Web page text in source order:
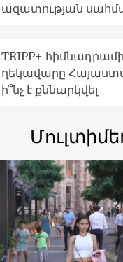
ազատության
TRIPP+ հիմնադրամի
ղեկավարը
ի՞նչ է քննարկվել